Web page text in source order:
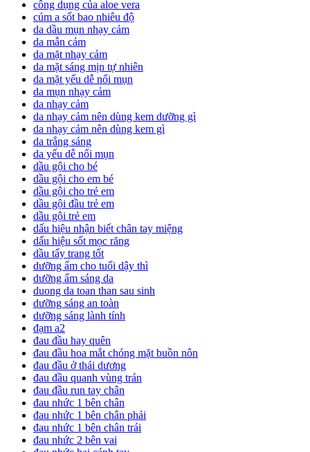
công dụng của aloe vera
cúm a sốt bao nhiêu độ
da dầu mụn nhạy cảm
da mẫn cảm
da mặt nhạy cảm
da mặt sáng mịn tự nhiên
da mặt yếu dễ nổi mụn
da mụn nhạy cảm
da nhạy cảm
da nhạy cảm nên dùng kem dưỡng gì
da nhạy cảm nên dùng kem gì
da trắng sáng
da yếu dễ nổi mụn
dầu gội cho bé
dầu gội cho em bé
dầu gội cho trẻ em
dầu gội đầu trẻ em
dầu gội trẻ em
dấu hiệu nhận biết chân tay miệng
dấu hiệu sốt mọc răng
dầu tẩy trang tốt
dưỡng ẩm cho tuổi dậy thì
dưỡng ẩm sáng da
duong da toan than sau sinh
dưỡng sáng an toàn
dưỡng sáng lành tính
đạm a2
đau đầu hay quên
đau đầu hoa mắt chóng mặt buồn nôn
đau đầu ở thái dương
đau đầu quanh vùng trán
đau đầu run tay chân
đau nhức 1 bên chân
đau nhức 1 bên chân phải
đau nhức 1 bên chân trái
đau nhức 2 bên vai